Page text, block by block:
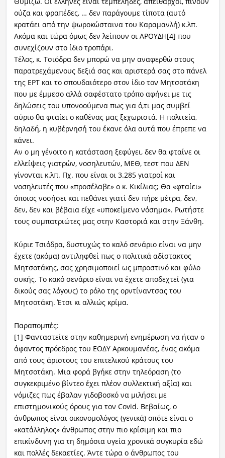
ούζα και φραπέδες, … δεν παράγουμε τίποτα (αυτό
κρατάει από την ψωροκώσταινα του Καραμανλή) κ.λπ.
Ακόμα και τώρα όμως δεν λείπουν οι ΑΡΟΥΔΗ[4] που
συνεχίζουν στο ίδιο τροπάρι.
Τέλος, κ. Τσιόδρα δεν μπορώ να μην αναφερθώ στους
παρατρεχάμενους δεξιά σας και αριστερά σας στο πάνελ
της ΕΡΤ και το σπουδαιότερο στον ίδιο τον Μητσοτάκη
που με έμμεσο αλλά σαφέστατο τρόπο αφήνει με τις
δηλώσεις του υπονοούμενα πως για ό,τι μας συμβεί
αύριο θα φταίει ο καθένας μας ξεχωριστά. Η πολιτεία,
δηλαδή, η κυβέρνησή του έκανε όλα αυτά που έπρεπε να
κάνει.
Αν ο μη γένοιτο η κατάσταση ξεφύγει, δεν θα φταίνε οι
ελλείψεις γιατρών, νοσηλευτών, ΜΕΘ, τεστ που ΔΕΝ
γίνονται κ.λπ. Πχ. που είναι οι 3.285 γιατροί και
νοσηλευτές που «προσέλαβε» ο κ. Κικίλιας; Θα «φταίει»
όποιος νοσήσει και πεθάνει γιατί δεν πήρε μέτρα, δεν,
δεν, δεν και βέβαια είχε «υποκείμενο νόσημα». Ρωτήστε
τους συμπατριώτες μας στην Καστοριά και στην Ξάνθη.
Κύριε Τσιόδρα, δυστυχώς το καλό σενάριο είναι να μην
έχετε (ακόμα) αντιληφθεί πως ο πολιτικά αδίστακτος
Μητσοτάκης, σας χρησιμοποιεί ως μπροστινό και φύλο
συκής. Το κακό σενάριο είναι να έχετε αποδεχτεί (για
δικούς σας λόγους) το ρόλο της ορντίναντσας του
Μητσοτάκη. Έτσι κι αλλιώς κρίμα.
Παραπομπές:
[1] Φανταστείτε στην καθημερινή ενημέρωση να ήταν ο
άφαντος πρόεδρος του ΕΟΔΥ Αρκουμανέας, ένας ακόμα
από τους άριστους του επιτελικού κράτους του
Μητσοτάκη. Μια φορά βγήκε στην τηλεόραση (το
συγκεκριμένο βίντεο έχει πλέον συλλεκτική αξία) και
νόμιζες πως έβαλαν γιδοβοσκό να μιλήσει με
επιστημονικούς όρους για τον Covid. Βεβαίως, ο
άνθρωπος είναι οικονομολόγος (γενικά) οπότε είναι ο
«κατάλληλος» άνθρωπος στην πιο κρίσιμη και πιο
επικίνδυνη για τη δημόσια υγεία χρονικά συγκυρία εδώ
και πολλές δεκαετίες. Άντε τώρα ο άνθρωπος του